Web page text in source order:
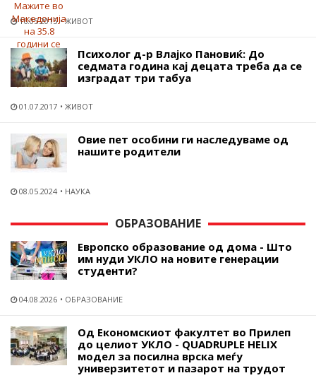
16.05.2015 ЖИВОТ
Психолог д-р Влајко Пановиќ: До
седмата година кај децата треба да се
изградат три табуа
01.07.2017 ЖИВОТ
Овие пет особини ги наследуваме од
нашите родители
08.05.2024 НАУКА
ОБРАЗОВАНИЕ
Европско образование од дома - Што
им нуди УКЛО на новите генерации
студенти?
04.08.2026 ОБРАЗОВАНИЕ
Од Економскиот факултет во Прилеп
до целиот УКЛО - QUADRUPLE HELIX
модел за посилна врска меѓу
универзитетот и пазарот на трудот